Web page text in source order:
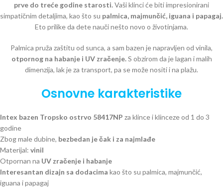
prve do treće godine starosti.Vaši klinci će biti impresionirani
simpatičnim detaljima, kao što su palmica, majmunčić, iguana i papagaj.
Eto prilike da dete nauči nešto novo o životinjama.
Palmica pruža zaštitu od sunca, a sam bazen je napravljen od vinila,
otpornog na habanje i UV zračenje.S obzirom da je lagan i malih
dimenzija, lak je za transport, pa se može nositi i na plažu.
Osnovne karakteristike
Intex bazen Tropsko ostrvo 58417NP za klince i klinceze od 1 do 3
godine
Zbog male dubine, bezbedan je čak i za najmlađe
Materijal: vinil
Otpornan na UV zračenje i habanje
Interesantan dizajn sa dodacima kao što su palmica, majmunčić,
iguana i papagaj